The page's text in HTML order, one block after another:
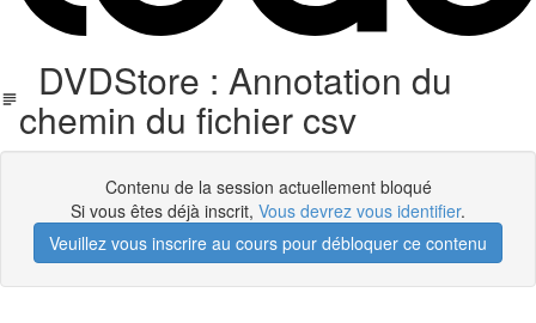
DVDStore : Annotation du
chemin du fichier csv
Contenu de la session actuellement bloqué
Si vous êtes déjà inscrit, Vous devrez vous identifier.
Veuillez vous inscrire au cours pour débloquer ce contenu